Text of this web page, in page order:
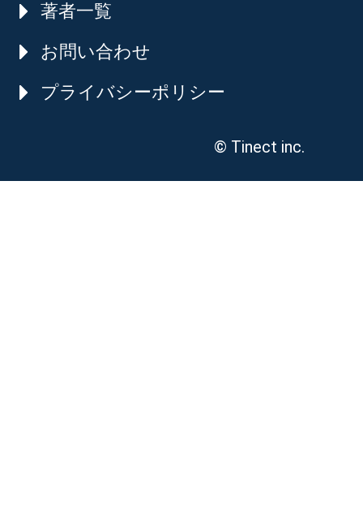
著者一覧
お問い合わせ
プライバシーポリシー
© Tinect inc.